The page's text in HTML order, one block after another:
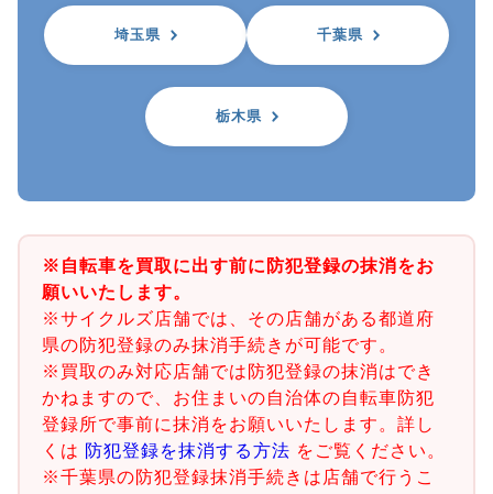
埼玉県 千葉県
栃木県
※自転車を買取に出す前に防犯登録の抹消をお
願いいたします。
※サイクルズ店舗では、その店舗がある都道府
県の防犯登録のみ抹消手続きが可能です。
※買取のみ対応店舗では防犯登録の抹消はでき
かねますので、お住まいの自治体の自転車防犯
登録所で事前に抹消をお願いいたします。詳し
くは 防犯登録を抹消する方法 をご覧ください。
※千葉県の防犯登録抹消手続きは店舗で行うこ